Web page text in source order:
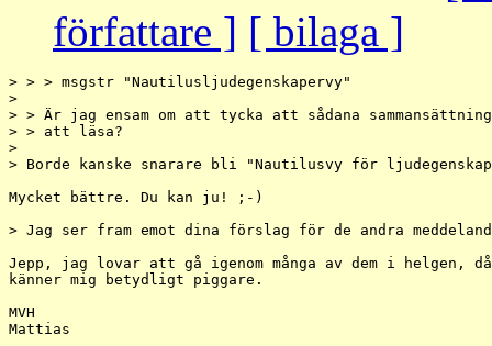
författare ] [ bilaga ]
> > > msgstr "Nautilusljudegenskapervy"
>
> > Är jag ensam om att tycka att sådana
> > att läsa?
>
> Borde kanske snarare bli "Nautilusvy för
Mycket bättre. Du kan ju! ;-)
> Jag ser fram emot dina förslag för de andra
Jepp, jag lovar att gå igenom många av dem i helgen,
känner mig betydligt piggare.
MVH